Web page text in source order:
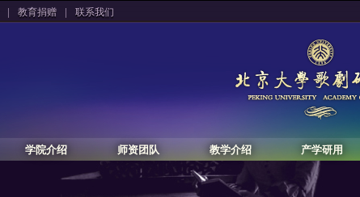
| 教育捐赠 | 联系我们
学院介绍 师资团队 教学介绍 产学研用